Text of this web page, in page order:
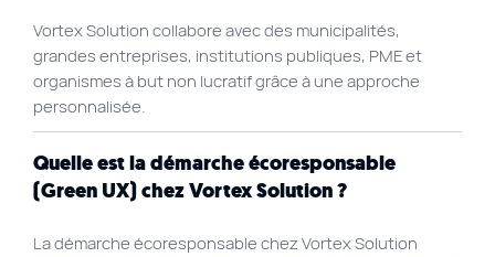
Vortex Solution collabore avec des municipalités,
grandes entreprises, institutions publiques, PME et
organismes à but non lucratif grâce à une approche
personnalisée.
Quelle est la démarche écoresponsable
(Green UX) chez Vortex Solution ?
La démarche écoresponsable chez Vortex Solution